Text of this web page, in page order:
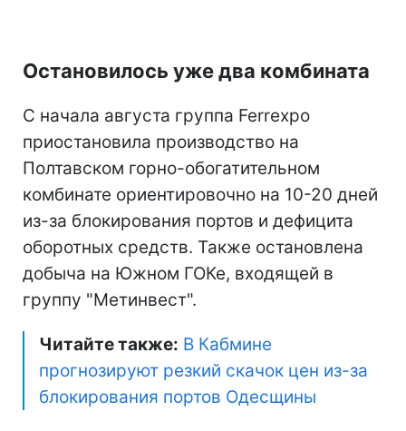
Остановилось уже два комбината
С начала августа группа Ferrexpo
приостановила производство на
Полтавском горно-обогатительном
комбинате ориентировочно на 10-20 дней
из-за блокирования портов и дефицита
оборотных средств. Также остановлена
добыча на Южном ГОКе, входящей в
группу "Метинвест".
Читайте также: В Кабмине
прогнозируют резкий скачок цен из-за
блокирования портов Одесщины